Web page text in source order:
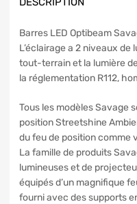
Barres LED Optibeam
L’éclairage a 2 niveaux
tout-terrain et la lumière
la réglementation R112,
Tous les modèles Savage
position Streetshine
du feu de position comme
La famille de produits
lumineuses et de
équipés d’un magnifique
fourni avec des supports